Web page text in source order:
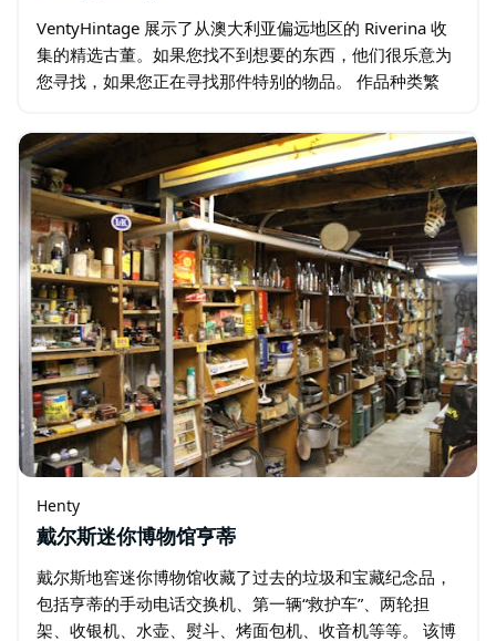
VentyHintage 展示了从澳大利亚偏远地区的 Riverina 收
集的精选古董。如果您找不到想要的东西，他们很乐意为
您寻找，如果您正在寻找那件特别的物品。 作品种类繁
去商店…
Henty
戴尔斯迷你博物馆亨蒂
戴尔斯地窖迷你博物馆收藏了过去的垃圾和宝藏纪念品，
包括亨蒂的手动电话交换机、第一辆“救护车”、两轮担
架、收银机、水壶、熨斗、烤面包机、收音机等等。 该博